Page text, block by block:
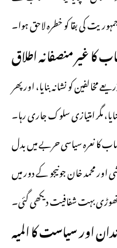
کی بقا کو خطرہ لاحق ہوا۔
کا غیر منصفانہ اطلاق
کو نشانہ بنایا، اور پھر
مگر امتیازی سلوک جاری رہا۔
کا نعرہ سیاسی حربے میں بدل
محمد خان جونیجو کے دور میں
بہت شفافیت دیکھی گئی۔
اور سیاست کا المیہ